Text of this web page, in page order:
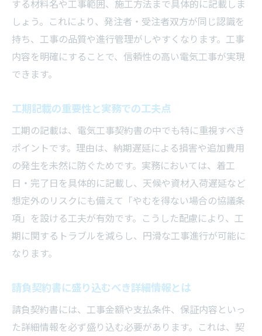
する材料名や工事範囲、施工方法まで具体的に記載しま
しょう。これにより、発注者・受注者双方が同じ認識を
持ち、工事の品質や進行管理がしやすくなります。工事
内容を明確にすることで、信頼性の高い電気工事が実現
できます。
工期記載の重要性と実務での工夫点
工期の記載は、電気工事契約書の中でも特に重視すべき
ポイントです。理由は、納期遅延による損害や追加費用
の発生を未然に防ぐためです。実務においては、着工
日・完了日を具体的に記載し、天候や資材入荷遅延など
想定外のリスクにも備えて「やむを得ない場合の協議条
項」を設ける工夫が有効です。こうした配慮により、工
期に関するトラブルを減らし、円滑な工事進行が可能に
なります。
請負契約書に盛り込むべき詳細情報とは
請負契約書には、工事金額や支払条件、保証内容といっ
た詳細情報を必ず盛り込む必要があります。これは、契